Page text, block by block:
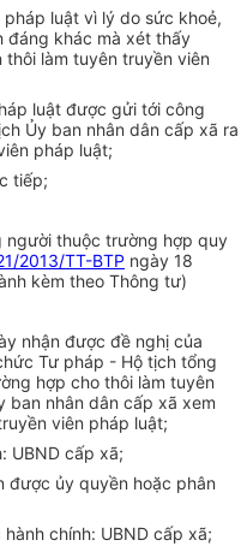
luật vì lý do sức khoẻ,
đáng khác mà xét thấy
làm tuyên truyền viên
luật được gửi tới công
Ủy ban nhân dân cấp xã ra
pháp luật;
tiếp;
người thuộc trường hợp quy
2013/TT-BTP ngày 18
kèm theo Thông tư)
nhận được đề nghị của
Tư pháp - Hộ tịch tổng
hợp cho thôi làm tuyên
ban nhân dân cấp xã xem
viên pháp luật;
UBND cấp xã;
được ủy quyền hoặc phân
chính: UBND cấp xã;